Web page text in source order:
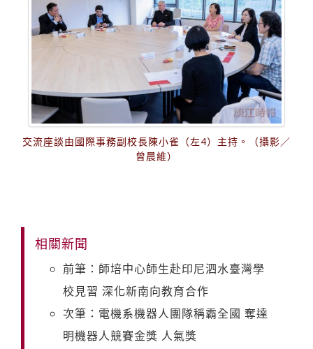
交流座談由國際事務副校長陳小雀（左4）主持。（攝影／
曾晨維）
相關新聞
前筆：師培中心師生赴印尼泗水臺灣學
校見習 深化新南向教育合作
次筆：電機系機器人團隊稱霸全國 奪達
明機器人競賽金獎 人氣獎